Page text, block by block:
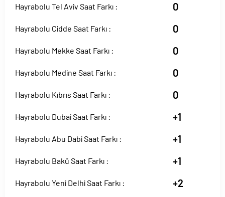
Hayrabolu Tel Aviv Saat Farkı : 0
Hayrabolu Cidde Saat Farkı : 0
Hayrabolu Mekke Saat Farkı : 0
Hayrabolu Medine Saat Farkı : 0
Hayrabolu Kıbrıs Saat Farkı : 0
Hayrabolu Dubai Saat Farkı : +1
Hayrabolu Abu Dabi Saat Farkı : +1
Hayrabolu Bakü Saat Farkı : +1
Hayrabolu Yeni Delhi Saat Farkı : +2